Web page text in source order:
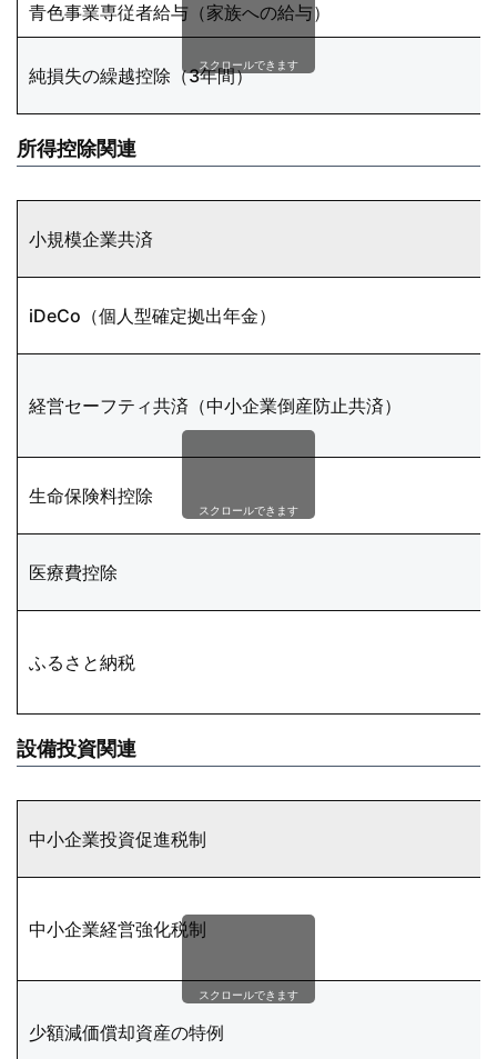
青色事業専従者給与（家族への給与）
純損失の繰越控除（3年間）
スクロールできます
所得控除関連
小規模企業共済
iDeCo（個人型確定拠出年金）
経営セーフティ共済（中小企業倒産防止共済）
生命保険料控除
医療費控除
ふるさと納税
スクロールできます
設備投資関連
中小企業投資促進税制
中小企業経営強化税制
少額減価償却資産の特例
スクロールできます